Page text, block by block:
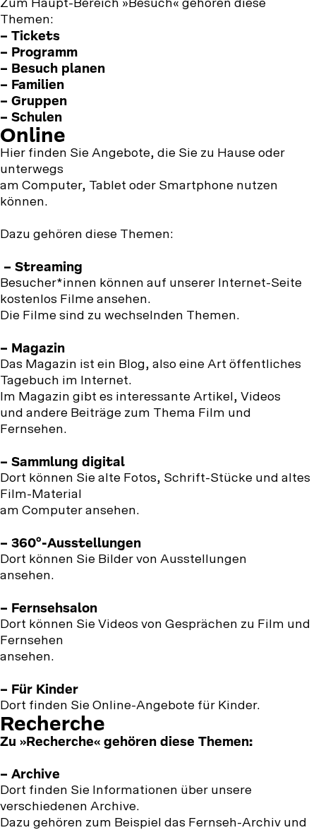
Zum Haupt-Bereich »Besuch« gehören diese
Themen:
– Tickets
– Programm
– Besuch planen
– Familien
– Gruppen
– Schulen
Online
Hier finden Sie Angebote, die Sie zu Hause oder
unterwegs
am Computer, Tablet oder Smartphone nutzen
können.
Dazu gehören diese Themen:
– Streaming
Besucher*innen können auf unserer Internet-Seite
kostenlos Filme ansehen.
Die Filme sind zu wechselnden Themen.
– Magazin
Das Magazin ist ein Blog, also eine Art öffentliches
Tagebuch im Internet.
Im Magazin gibt es interessante Artikel, Videos
und andere Beiträge zum Thema Film und
Fernsehen.
– Sammlung digital
Dort können Sie alte Fotos, Schrift-Stücke und altes
Film-Material
am Computer ansehen.
– 360°-Ausstellungen
Dort können Sie Bilder von Ausstellungen
ansehen.
– Fernsehsalon
Dort können Sie Videos von Gesprächen zu Film und
Fernsehen
ansehen.
– Für Kinder
Dort finden Sie Online-Angebote für Kinder.
Recherche
Zu »Recherche« gehören diese Themen:
– Archive
Dort finden Sie Informationen über unsere
verschiedenen Archive.
Dazu gehören zum Beispiel das Fernseh-Archiv und